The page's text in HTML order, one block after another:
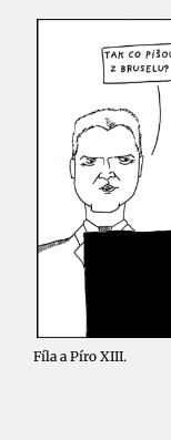
Fíla a Píro XIII.